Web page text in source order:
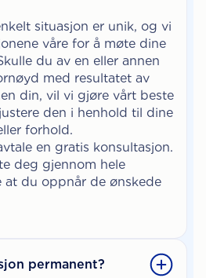
situasjon er unik, og vi
våre for å møte dine
du av en eller annen
med resultatet av
din, vil vi gjøre vårt beste
den i henhold til dine
forhold.
en gratis konsultasjon.
deg gjennom hele
at du oppnår de ønskede
permanent?